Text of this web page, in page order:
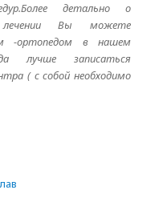
детально о
лечении Вы можете
-ортопедом в нашем
лучше записаться
( с собой необходимо